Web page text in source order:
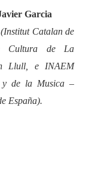
Garcia
Catalan de
Cultura de La
Llull, e INAEM
y de la Musica –
España).